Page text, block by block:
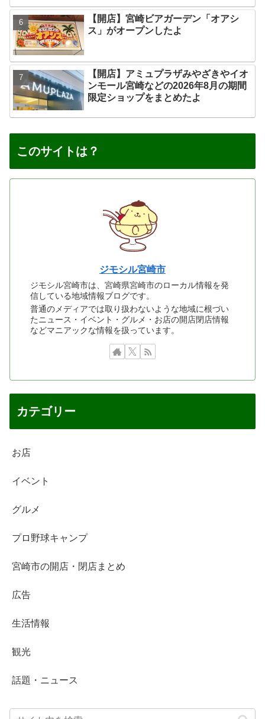
【開店】宮崎ビアガーデン「オアシ
ス」がオープンしたよ
【開店】アミュプラザみやざきやイオ
ンモール宮崎などの2026年8月の期間
限定ショップをまとめたよ
このサイトは？
ジモシル宮崎市
ジモシル宮崎市は、宮崎県宮崎市のローカル情報を発
信している地域情報ブログです。
普通のメディアでは取り扱わないような地域に根づい
たニュース・イベント・グルメ・お店の開店閉店情報
などマニアックな情報を扱っています。
カテゴリー
お店
イベント
グルメ
プロ野球キャンプ
宮崎市の開店・閉店まとめ
広告
生活情報
観光
話題・ニュース